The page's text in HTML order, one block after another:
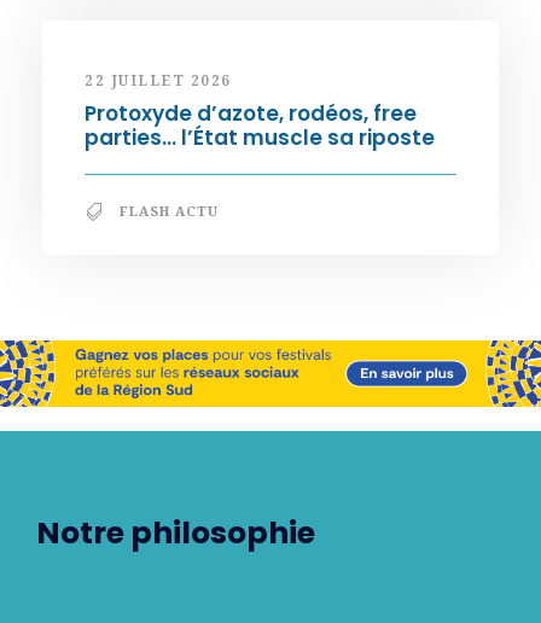
22 JUILLET 2026
Protoxyde d’azote, rodéos, free
parties… l’État muscle sa riposte
FLASH ACTU
Notre philosophie